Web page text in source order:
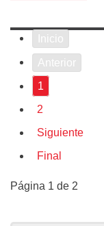
Inicio
Anterior
1
2
Siguiente
Final
Página 1 de 2